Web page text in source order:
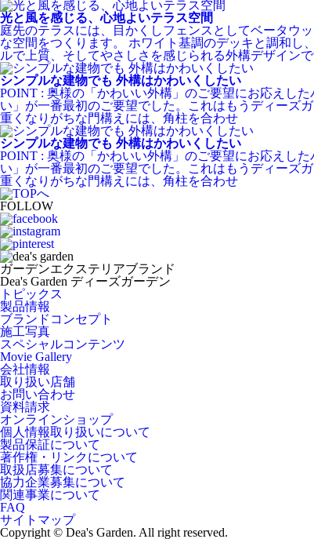
光と風を感じる、心地よいテラス空間
庭先のテラスには、目かくしフェンスとしてベータウ
な空間をつくります。 ホワイト基調のデッキと調和
ルで上質、そしてやさしさを感じられる外構デザイン
シンプルな建物でも 外構はかわいくしたい
POINT : 奥様の「かわいい外構」のご要望にお応えし
い」が一番最初のご要望でした。これはもうディーズ
重くなりがちな門構えには、角柱を合わせ
シンプルな建物でも 外構はかわいくしたい
POINT : 奥様の「かわいい外構」のご要望にお応えし
い」が一番最初のご要望でした。これはもうディーズ
重くなりがちな門構えには、角柱を合わせ
FOLLOW
ガーデンエクステリアブランド
Dea's Garden ディーズガーデン
トピックス
製品情報
ブランドコンセプト
施工写真
スペシャルコンテンツ
Movie Gallery
会社情報
取り扱い店舗
お問い合わせ
資料請求
オンラインショップ
個人情報取り扱いについて
製品保証について
著作権・リンクについて
取扱店募集について
協力企業募集について
関連事業について
FAQ
サイトマップ
Copyright © Dea's Garden. All right reserved.